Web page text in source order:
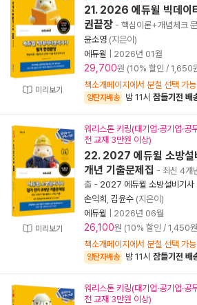
미리보기
21. 2026 에듀윌 빅데이
권끝장 - 핵심이론+개념체크
윤소영 (지은이)
에듀윌
2026년 01월
29,700원 (10% 할인 / 1,650
책소개페이지에서 분철 선택 가능
양탄자배송 밤 11시 잠들기전 배
미리보기
워리스톤 키링(대기업·공기업·공
천 교재 3만원 이상)
22. 2027 에듀윌 소방설
개년 기출문제집 - 최신 4개
출 - 2027 에듀윌 소방설비기사
손익희 김윤수 (지은이)
에듀윌
2026년 06월
26,100원 (10% 할인 / 1,450
책소개페이지에서 분철 선택 가능
양탄자배송 밤 11시 잠들기전 배
워리스톤 키링(대기업·공기업·공
천 교재 3만원 이상)